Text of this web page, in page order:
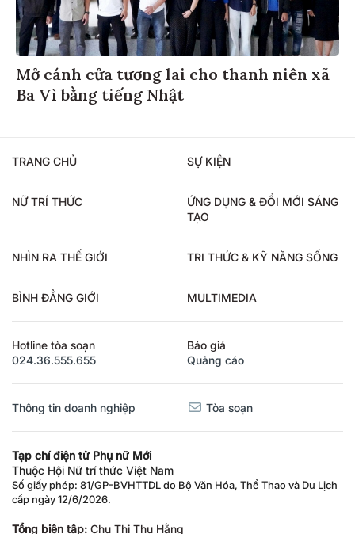
Mở cánh cửa tương lai cho thanh niên xã
Ba Vì bằng tiếng Nhật
TRANG CHỦ SỰ KIỆN
NỮ TRÍ THỨC
ỨNG DỤNG & ĐỔI MỚI SÁNG
TẠO
NHÌN RA THẾ GIỚI TRI THỨC & KỸ NĂNG SỐNG
BÌNH ĐẲNG GIỚI MULTIMEDIA
Hotline tòa soạn
024.36.555.655
Báo giá
Quảng cáo
Thông tin doanh nghiệp Tòa soạn
Tạp chí điện tử Phụ nữ Mới
Thuộc Hội Nữ trí thức Việt Nam
Số giấy phép: 81/GP-BVHTTDL do Bộ Văn Hóa, Thể Thao và Du Lịch
cấp ngày 12/6/2026.
Tổng biên tập: Chu Thị Thu Hằng